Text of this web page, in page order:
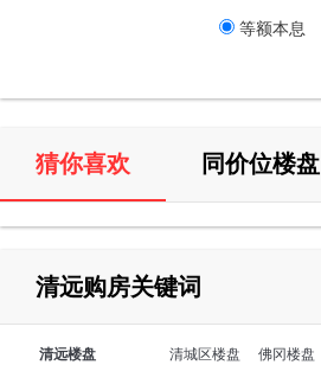
等额本息
猜你喜欢 同价位楼盘
清远购房关键词
清远楼盘 清城区楼盘 佛冈楼盘